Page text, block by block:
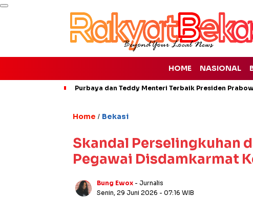
HOME NASIONAL
Purbaya dan Teddy Menteri Terbaik Presiden
Home / Bekasi
Skandal Perselingkuhan
Pegawai Disdamkarmat
Bung Ewox - Jurnalis
Senin, 29 Juni 2026 - 07:16 WIB